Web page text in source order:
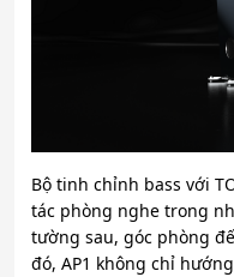
Bộ tinh chỉnh bass với
tác phòng nghe trong
tường sau, góc phòng
đó, AP1 không chỉ